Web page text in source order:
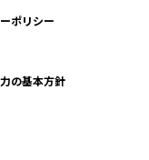
ポリシー
の基本方針